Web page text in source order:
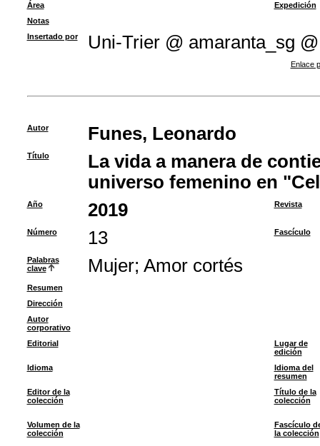
Área
Expedición
Notas
Insertado por
Uni-Trier @ amaranta_sg @
Enlace
Autor Funes, Leonardo
Título
La vida a manera de
universo femenino en
Año 2019 Revista
Número 13 Fascículo
Palabras
clave
Mujer; Amor cortés
Resumen
Dirección
Autor
corporativo
Editorial
Lugar de
edición
Idioma
Idioma del
resumen
Editor de la
colección
Título de la
colección
Volumen de la
colección
Fascículo
la colección